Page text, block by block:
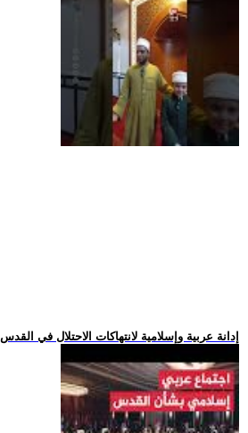
.. إدانة عربية وإسلامية لانتهاكات الاحتلال في القدس